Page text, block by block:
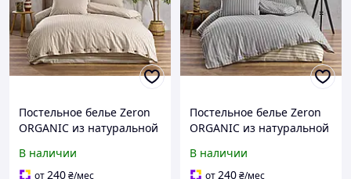
Постельное белье Zeron
ORGANIC из натуральной
Евро 200х220 Cappuccino
V2
В наличии
от240₴/мес
Постельное белье Zeron
ORGANIC из натуральной
Евро 200х220 Gri V1
В наличии
от240₴/мес